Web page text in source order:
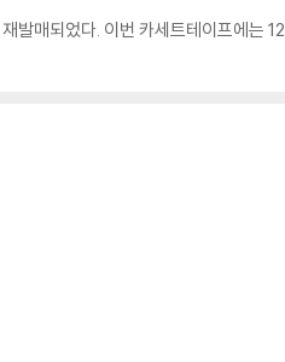
발매되었다. 이번 카세트테이프에는 12